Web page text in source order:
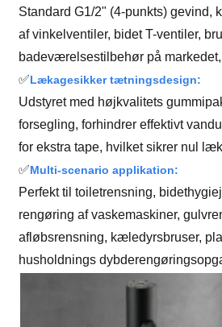
Standard G1/2" (4-punkts) gevind,
af vinkelventiler, bidet T-ventiler,
badeværelsestilbehør på
✅Lækagesikker tætningsdesign:
Udstyret med højkvalitets
forsegling, forhindrer effektivt
for ekstra tape, hvilket sikrer nul
✅Multi-scenario applikation:
Perfekt til toiletrensning,
rengøring af vaskemaskiner,
afløbsrensning, kæledyrsbruser,
husholdnings